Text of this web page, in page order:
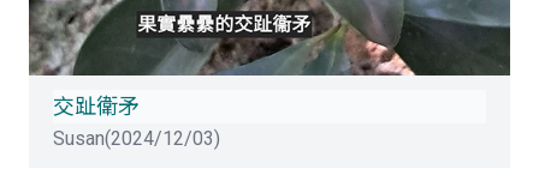
交趾衛矛
Susan(2024/12/03)